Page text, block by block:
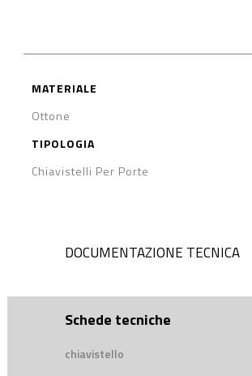
MATERIALE
Ottone
TIPOLOGIA
Chiavistelli Per Porte
DOCUMENTAZIONE TECNICA
Schede tecniche
chiavistello